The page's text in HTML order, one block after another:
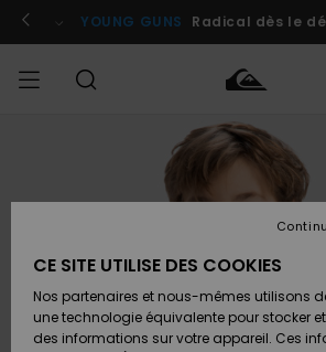
l'information
le
Se connecter / s'inscrire
YOUNG GUNS Radical dès le
Vêtements
Chaussures
& Tongs
Vêtements
Chaussures
& Tongs
FEMME
Shop
A
Découvrir
SURF
Surf
Shop
Homme
Surf
Shop
Enfant
Snow
Shop
Homme
Snow
Shop
Enfant
Outlet
Homme
Enfant
Accéder à
ma
commande
Retours
CE SITE UTILISE DES COOKIES
Nos partenaires et nous-mêmes utilisons
une technologie équivalente pour stocker
des informations sur votre appareil. Ces